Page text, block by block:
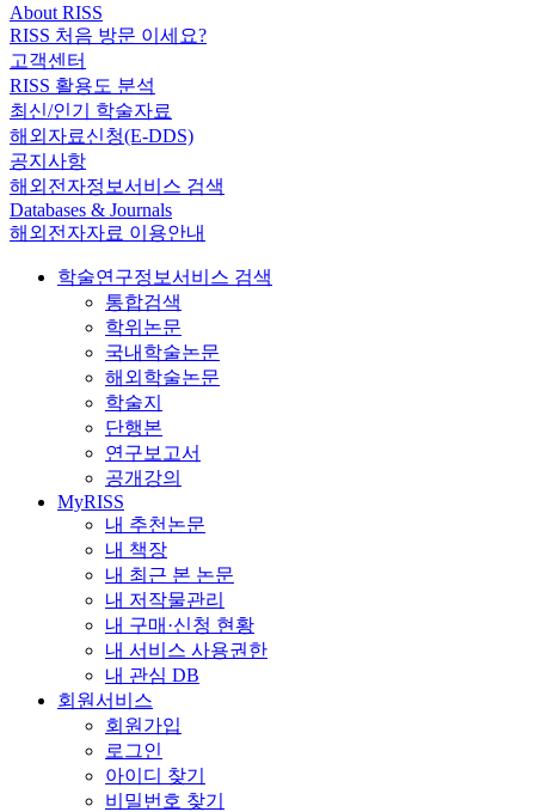
About RISS
RISS 처음 방문 이세요?
고객센터
RISS 활용도 분석
최신/인기 학술자료
해외자료신청(E-DDS)
공지사항
해외전자정보서비스 검색
Databases & Journals
해외전자자료 이용안내
학술연구정보서비스 검색
통합검색
학위논문
국내학술논문
해외학술논문
학술지
단행본
연구보고서
공개강의
MyRISS
내 추천논문
내 책장
내 최근 본 논문
내 저작물관리
내 구매·신청 현황
내 서비스 사용권한
내 관심 DB
회원서비스
회원가입
로그인
아이디 찾기
비밀번호 찾기